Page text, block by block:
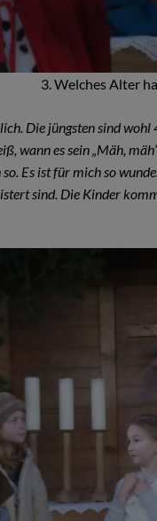
3. Welches Alter
Die jüngsten sind
wann es sein „Mäh,
Es ist für mich so
sind. Die Kinder